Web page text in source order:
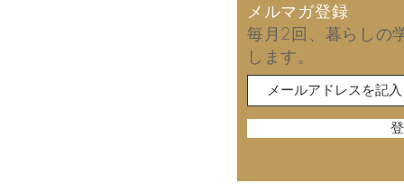
メルマガ登録
毎月2回、暮らしの
します。